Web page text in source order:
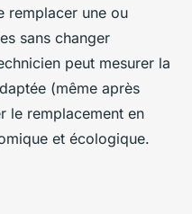
remplacer une ou
sans changer
peut mesurer la
(même après
le remplacement en
et écologique.